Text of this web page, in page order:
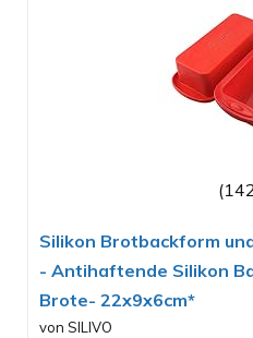
Silikon Brotbackform
- Antihaftende Silikon
Brote- 22x9x6cm*
von SILIVO